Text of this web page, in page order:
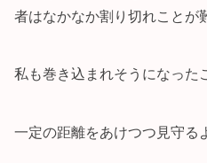
者はなかなか割り切れことが
私も巻き込まれそうになった
一定の距離をあけつつ見守る